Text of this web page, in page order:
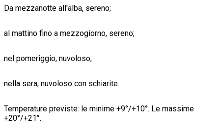
Da mezzanotte all'alba, sereno;
al mattino fino a mezzogiorno, sereno;
nel pomeriggio, nuvoloso;
nella sera, nuvoloso con schiarite.
Temperature previste: le minime +9°/+10°. Le massime
+20°/+21°.